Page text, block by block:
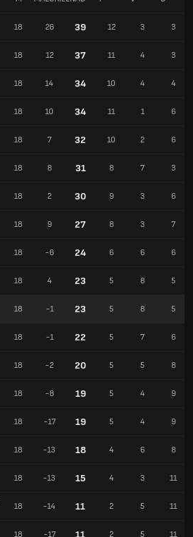
18 26 39 12 3 3
18 12 37 11 4 3
18 14 34 10 4 4
18 10 34 11 1 6
18 7 32 10 2 6
18 8 31 8 7 3
18 2 30 9 3 6
18 9 27 8 3 7
18 -6 24 6 6 6
18 4 23 5 8 5
18 -1 23 5 8 5
18 -1 22 5 7 6
18 -2 20 5 5 8
18 -8 19 5 4 9
18 -17 19 5 4 9
18 -13 18 4 6 8
18 -13 15 4 3 11
18 -14 11 2 5 11
18 -17 11 2 5 11